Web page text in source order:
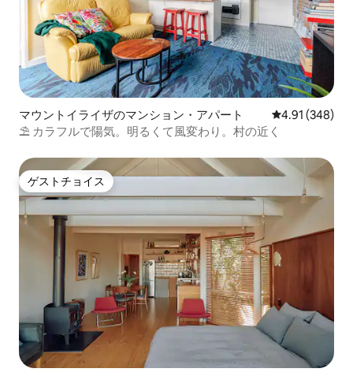
マウントイライザのマンション・アパート レビュー348
4.91 (348)
⛱ カラフルで陽気。明るくて風変わり。村の近く
ゲストチョイス
ゲストチョイス